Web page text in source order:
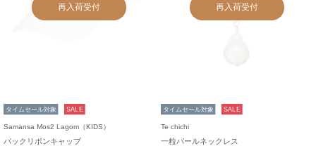
再入荷受付
タイムセール対象 SALE
Samansa Mos2 Lagom（KIDS）
バックリボンキャップ
再入荷受付
タイムセール対象 SALE
Te chichi
一粒パールネックレス